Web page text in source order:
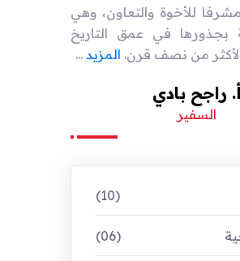
للأخوة والتعاون، وهي
بجذورها في عمق التاريخ
لأكثر من نصف قرن. المزيد ...
أ. راجح بادي
السفير
(10)
(06)